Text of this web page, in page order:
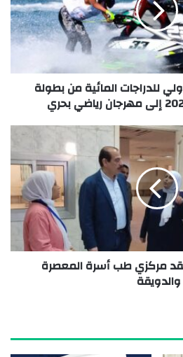
للدراجات المائية من بطولة
مركزي طب أسرة المعصرة
والدويقة